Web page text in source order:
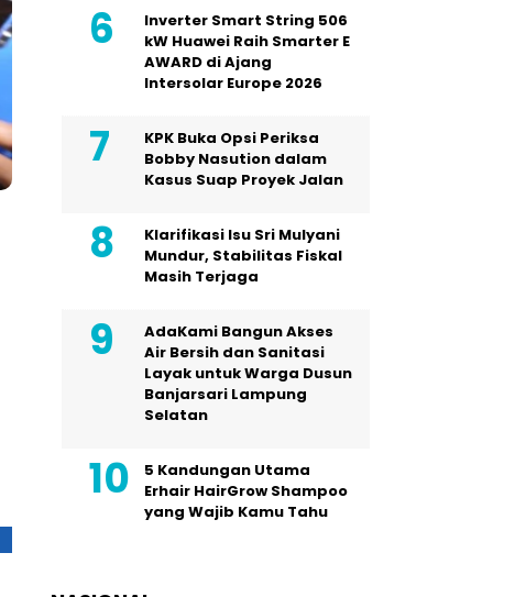
Inverter Smart String 506
kW Huawei Raih Smarter E
AWARD di Ajang
Intersolar Europe 2026
KPK Buka Opsi Periksa
Bobby Nasution dalam
Kasus Suap Proyek Jalan
Klarifikasi Isu Sri Mulyani
Mundur, Stabilitas Fiskal
Masih Terjaga
AdaKami Bangun Akses
Air Bersih dan Sanitasi
Layak untuk Warga Dusun
Banjarsari Lampung
Selatan
5 Kandungan Utama
Erhair HairGrow Shampoo
yang Wajib Kamu Tahu